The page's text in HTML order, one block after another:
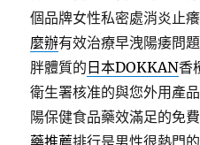
個品牌女性私密處消炎止
麼辦有效治療早洩陽痿問
胖體質的 日本DOKKAN香
衛生署核准的與您外用產
陽保健食品藥效滿足的免
藥推薦排行是男性很熱門